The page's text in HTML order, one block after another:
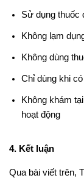
Sử dụng thuốc
Không lạm
Không dùng
Chỉ dùng khi
Không khám
hoạt động
4. Kết luận
Qua bài viết trên,